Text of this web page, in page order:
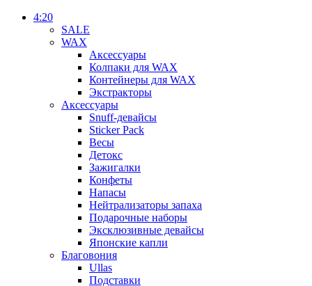
4:20
SALE
WAX
Аксессуары
Колпаки для WAX
Контейнеры для WAX
Экстракторы
Аксессуары
Snuff-девайсы
Sticker Pack
Весы
Детокс
Зажигалки
Конфеты
Напасы
Нейтрализаторы запаха
Подарочные наборы
Эксклюзивные девайсы
Японские капли
Благовония
Ullas
Подставки